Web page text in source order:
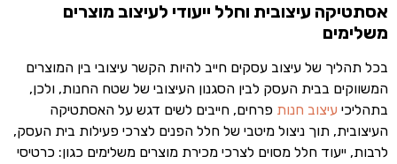
אסתטיקה עיצובית וחלל ייעודי לעיצוב מוצרים
משלימים
בכל תהליך של עיצוב עסקים חייב להיות הקשר עיצובי בין המוצרים
המשווקים בבית העסק לבין הסגנון העיצובי של שטח החנות, ולכן,
בתהליכי עיצוב חנות פרחים, חייבים לשים דגש על האסתטיקה
העיצובית, תוך ניצול מיטבי של חלל הפנים לצרכי פעילות בית העסק,
לרבות, ייעוד חלל מסוים לצרכי מכירת מוצרים משלימים כגון: כרטיסי